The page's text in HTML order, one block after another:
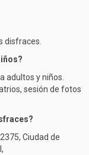
disfraces.
adultos y niños.
sesión de fotos
Ciudad de